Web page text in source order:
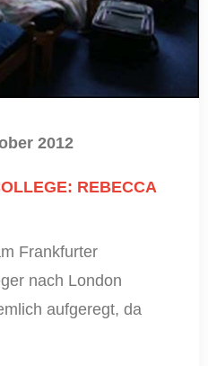
2012
REBECCA
Frankfurter
nach London
aufgeregt, da